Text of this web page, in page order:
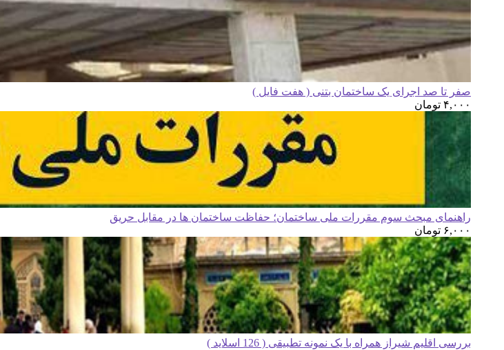
صفر تا صد اجرای یک ساختمان بتنی ( هفت فایل )
۴,۰۰۰ تومان
راهنمای مبحث سوم مقررات ملی ساختمان؛ حفاظت ساختمان ها در مقابل حریق
۶,۰۰۰ تومان
بررسی اقلیم شیراز همراه با یک نمونه تطبیقی ( 126 اسلاید )